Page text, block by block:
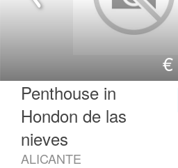
€
Penthouse in
Hondon de las
nieves
ALICANTE